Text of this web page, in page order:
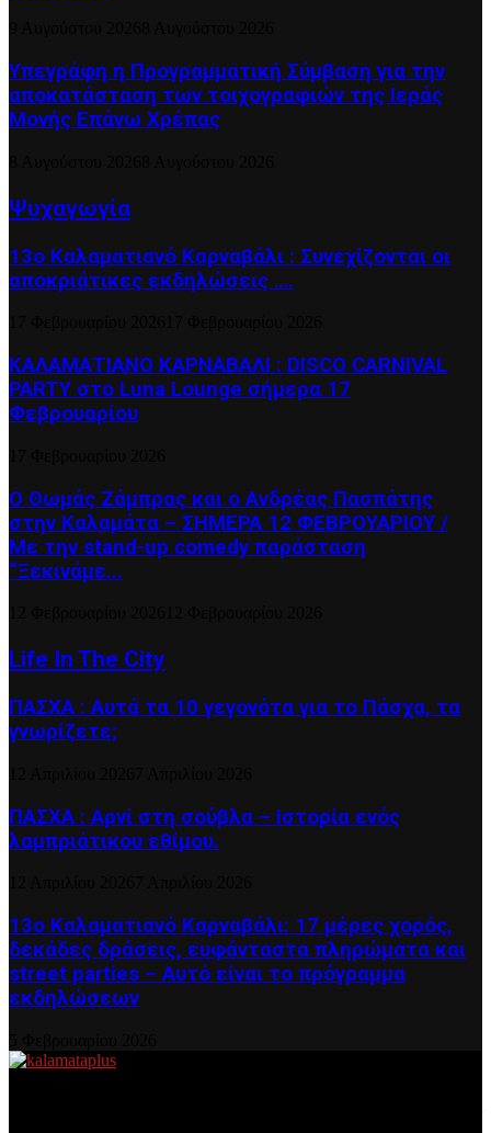
Υπεγράφη η Προγραμματική Σύμβαση για την
αποκατάσταση των τοιχογραφιών της Ιεράς
Μονής Επάνω Χρέπας
Ψυχαγωγία
13ο Καλαματιανό Καρναβάλι : Συνεχίζονται οι
αποκριάτικες εκδηλώσεις ….
ΚΑΛΑΜΑΤΙΑΝΟ ΚΑΡΝΑΒΑΛΙ : DISCO CARNIVAL
PARTY στο Luna Lounge σήμερα 17
Φεβρουαρίου
Ο Θωμάς Ζάμπρας και ο Ανδρέας Πασπάτης
στην Καλαμάτα – ΣΗΜΕΡΑ 12 ΦΕΒΡΟΥΑΡΙΟΥ /
Με την stand-up comedy παράσταση
“Ξεκινάμε...
Life In The City
ΠΑΣΧΑ : Αυτά τα 10 γεγονότα για το Πάσχα, τα
γνωρίζετε;
ΠΑΣΧΑ : Αρνί στη σούβλα – Ιστορία ενός
λαμπριάτικου εθίμου.
13ο Καλαματιανό Καρναβάλι: 17 μέρες χορός,
δεκάδες δράσεις, ευφάνταστα πληρώματα και
street parties – Αυτό είναι το πρόγραμμα
εκδηλώσεων